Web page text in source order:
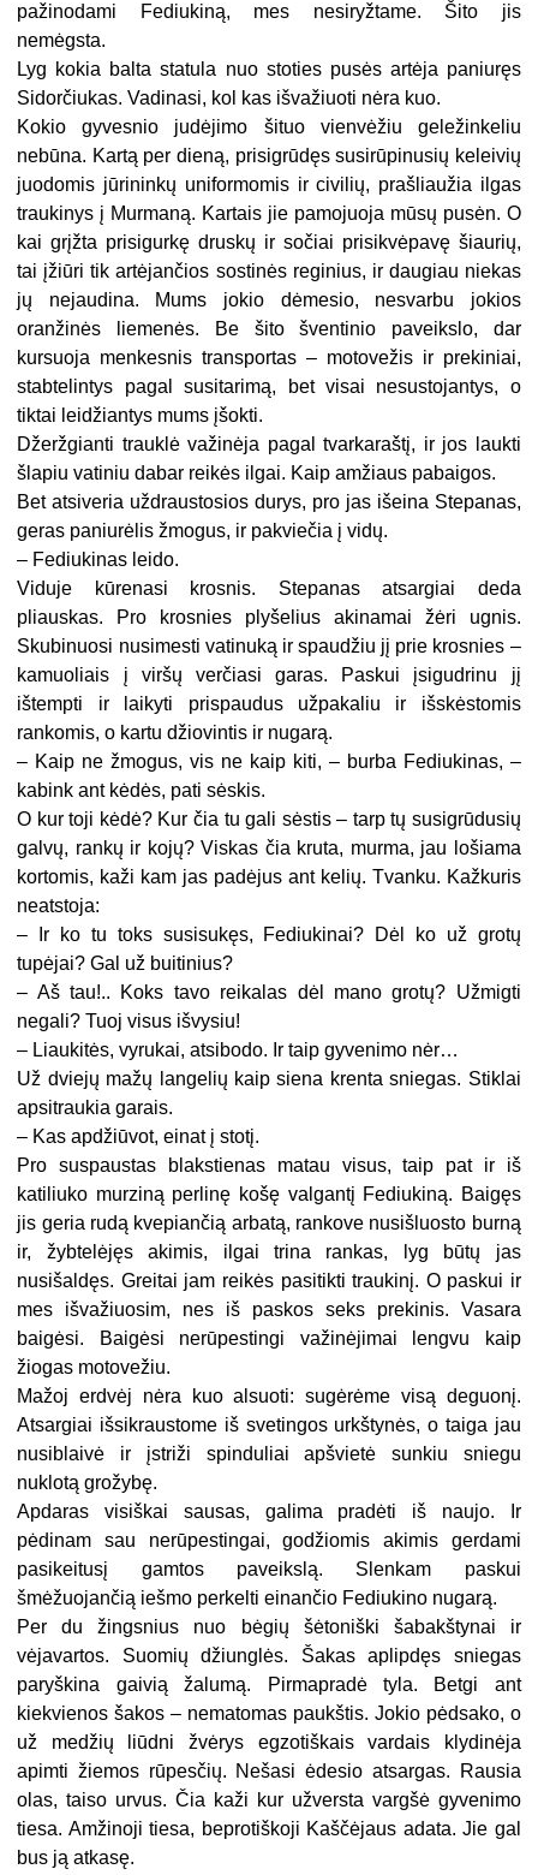
pažinodami Fediukiną, mes nesiryžtame. Šito jis
nemėgsta.
Lyg kokia balta statula nuo stoties pusės artėja paniuręs
Sidorčiukas. Vadinasi, kol kas išvažiuoti nėra kuo.
Kokio gyvesnio judėjimo šituo vienvėžiu geležinkeliu
nebūna. Kartą per dieną, prisigrūdęs susirūpinusių keleivių
juodomis jūrininkų uniformomis ir civilių, prašliaužia ilgas
traukinys į Murmaną. Kartais jie pamojuoja mūsų pusėn. O
kai grįžta prisigurkę druskų ir sočiai prisikvėpavę šiaurių,
tai įžiūri tik artėjančios sostinės reginius, ir daugiau niekas
jų nejaudina. Mums jokio dėmesio, nesvarbu jokios
oranžinės liemenės. Be šito šventinio paveikslo, dar
kursuoja menkesnis transportas – motovežis ir prekiniai,
stabtelintys pagal susitarimą, bet visai nesustojantys, o
tiktai leidžiantys mums įšokti.
Džeržgianti trauklė važinėja pagal tvarkaraštį, ir jos laukti
šlapiu vatiniu dabar reikės ilgai. Kaip amžiaus pabaigos.
Bet atsiveria uždraustosios durys, pro jas išeina Stepanas,
geras paniurėlis žmogus, ir pakviečia į vidų.
– Fediukinas leido.
Viduje kūrenasi krosnis. Stepanas atsargiai deda
pliauskas. Pro krosnies plyšelius akinamai žėri ugnis.
Skubinuosi nusimesti vatinuką ir spaudžiu jį prie krosnies –
kamuoliais į viršų verčiasi garas. Paskui įsigudrinu jį
ištempti ir laikyti prispaudus užpakaliu ir išskėstomis
rankomis, o kartu džiovintis ir nugarą.
– Kaip ne žmogus, vis ne kaip kiti, – burba Fediukinas, –
kabink ant kėdės, pati sėskis.
O kur toji kėdė? Kur čia tu gali sėstis – tarp tų susigrūdusių
galvų, rankų ir kojų? Viskas čia kruta, murma, jau lošiama
kortomis, kaži kam jas padėjus ant kelių. Tvanku. Kažkuris
neatstoja:
– Ir ko tu toks susisukęs, Fediukinai? Dėl ko už grotų
tupėjai? Gal už buitinius?
– Aš tau!.. Koks tavo reikalas dėl mano grotų? Užmigti
negali? Tuoj visus išvysiu!
– Liaukitės, vyrukai, atsibodo. Ir taip gyvenimo nėr…
Už dviejų mažų langelių kaip siena krenta sniegas. Stiklai
apsitraukia garais.
– Kas apdžiūvot, einat į stotį.
Pro suspaustas blakstienas matau visus, taip pat ir iš
katiliuko murziną perlinę košę valgantį Fediukiną. Baigęs
jis geria rudą kvepiančią arbatą, rankove nusišluosto burną
ir, žybtelėjęs akimis, ilgai trina rankas, lyg būtų jas
nusišaldęs. Greitai jam reikės pasitikti traukinį. O paskui ir
mes išvažiuosim, nes iš paskos seks prekinis. Vasara
baigėsi. Baigėsi nerūpestingi važinėjimai lengvu kaip
žiogas motovežiu.
Mažoj erdvėj nėra kuo alsuoti: sugėrėme visą deguonį.
Atsargiai išsikraustome iš svetingos urkštynės, o taiga jau
nusiblaivė ir įstriži spinduliai apšvietė sunkiu sniegu
nuklotą grožybę.
Apdaras visiškai sausas, galima pradėti iš naujo. Ir
pėdinam sau nerūpestingai, godžiomis akimis gerdami
pasikeitusį gamtos paveikslą. Slenkam paskui
šmėžuojančią iešmo perkelti einančio Fediukino nugarą.
Per du žingsnius nuo bėgių šėtoniški šabakštynai ir
vėjavartos. Suomių džiunglės. Šakas aplipdęs sniegas
paryškina gaivią žalumą. Pirmapradė tyla. Betgi ant
kiekvienos šakos – nematomas paukštis. Jokio pėdsako, o
už medžių liūdni žvėrys egzotiškais vardais klydinėja
apimti žiemos rūpesčių. Nešasi ėdesio atsargas. Rausia
olas, taiso urvus. Čia kaži kur užversta vargšė gyvenimo
tiesa. Amžinoji tiesa, beprotiškoji Kaščėjaus adata. Jie gal
bus ją atkasę.